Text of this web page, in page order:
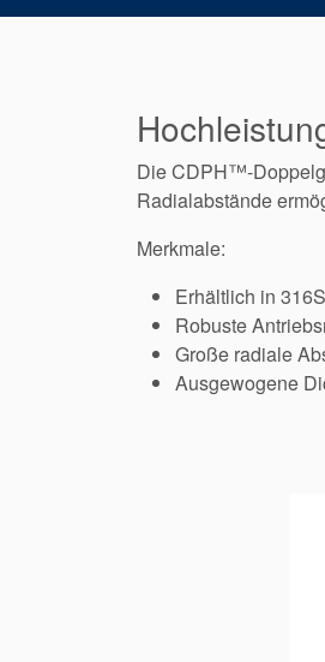
Die CDPH™-
Radialabstände
Merkmale:
Erhältlich in
Robuste
Große radiale
Ausgewogene